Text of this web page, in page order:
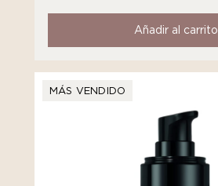
Añadir al carrito
MÁS VENDIDO